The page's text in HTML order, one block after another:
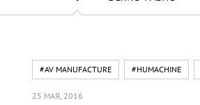
#AV MANUFACTURE #HUMACHINE
25 МАЯ, 2016